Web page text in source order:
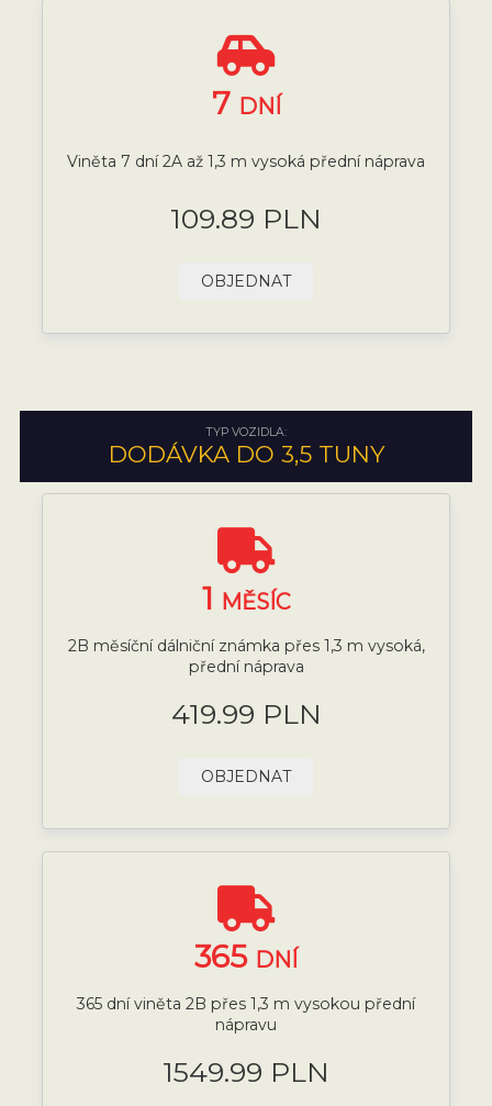
7 DNÍ
Viněta 7 dní 2A až 1,3 m vysoká přední náprava
109.89 PLN
OBJEDNAT
TYP VOZIDLA:
DODÁVKA DO 3,5 TUNY
1 MĚSÍC
2B měsíční dálniční známka přes 1,3 m vysoká,
přední náprava
419.99 PLN
OBJEDNAT
365 DNÍ
365 dní viněta 2B přes 1,3 m vysokou přední
nápravu
1549.99 PLN